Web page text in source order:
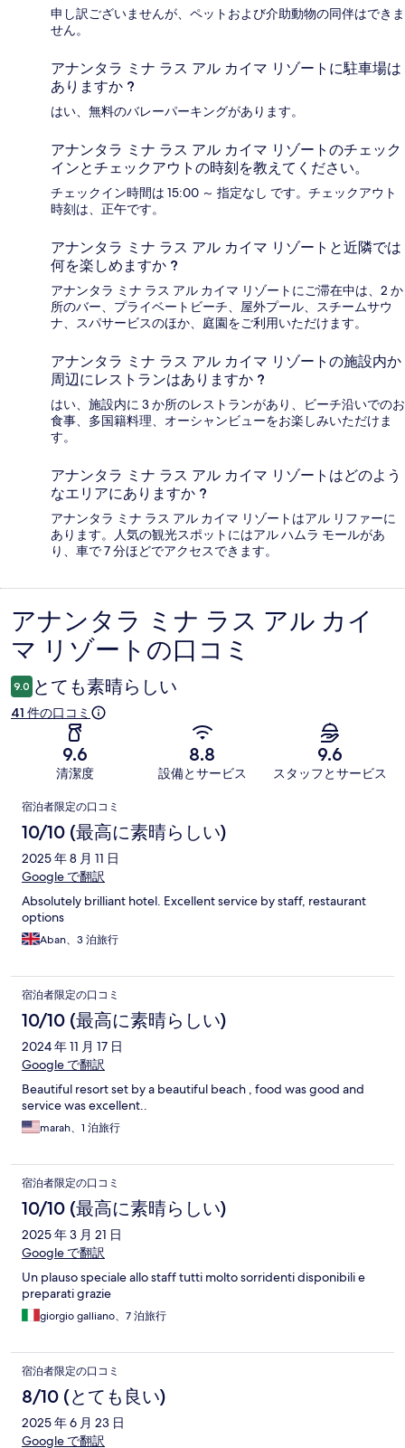
申し訳ございませんが、ペットおよび介助動物の同伴はできま
せん。
アナンタラ ミナ ラス アル カイマ リゾートに駐車場は
ありますか ?
はい、無料のバレーパーキングがあります。
アナンタラ ミナ ラス アル カイマ リゾートのチェック
インとチェックアウトの時刻を教えてください。
チェックイン時間は 15:00 ～ 指定なし です。チェックアウト
時刻は、正午です。
アナンタラ ミナ ラス アル カイマ リゾートと近隣では
何を楽しめますか ?
アナンタラ ミナ ラス アル カイマ リゾートにご滞在中は、2 か
所のバー、プライベートビーチ、屋外プール、スチームサウ
ナ、スパサービスのほか、庭園をご利用いただけます。
アナンタラ ミナ ラス アル カイマ リゾートの施設内か
周辺にレストランはありますか ?
はい、施設内に 3 か所のレストランがあり、ビーチ沿いでのお
食事、多国籍料理、オーシャンビューをお楽しみいただけま
す。
アナンタラ ミナ ラス アル カイマ リゾートはどのよう
なエリアにありますか ?
アナンタラ ミナ ラス アル カイマ リゾートはアル リファーに
あります。人気の観光スポットにはアル ハムラ モールがあ
り、車で 7 分ほどでアクセスできます。
口
コ
ミ
アナンタラ ミナ ラス アル カイ
マ リゾートの口コミ
9.0 とても素晴らしい
41 件の口コミ
9.6
清潔度
8.8
設備とサービス
9.6
スタッフとサービス
口
コ
ミ
宿泊者限定の口コミ
10/10 (最高に素晴らしい)
2025 年 8 月 11 日
Google で翻訳
Absolutely brilliant hotel. Excellent service by staff, restaurant
options
Aban、3 泊旅行
宿泊者限定の口コミ
10/10 (最高に素晴らしい)
2024 年 11 月 17 日
Google で翻訳
Beautiful resort set by a beautiful beach , food was good and
service was excellent..
marah、1 泊旅行
宿泊者限定の口コミ
10/10 (最高に素晴らしい)
2025 年 3 月 21 日
Google で翻訳
Un plauso speciale allo staff tutti molto sorridenti disponibili e
preparati grazie
giorgio galliano、7 泊旅行
宿泊者限定の口コミ
8/10 (とても良い)
2025 年 6 月 23 日
Google で翻訳